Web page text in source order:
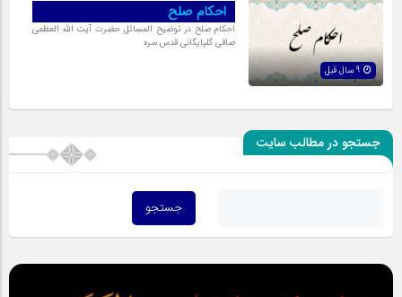
احکام صلح
احکام صلح در توضیح المسائل حضرت آیت الله العظمی
صافی گلپایگانی قدس سره
جستجو در مطالب سایت